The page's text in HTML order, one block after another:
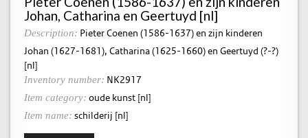
Johan, Catharina en Geertuyd [nl]
Description: Pieter Coenen (1586-1637) en zijn kinderen
Johan (1627-1681), Catharina (1625-1660) en Geertuyd (?-?)
[nl]
Inventory number: NK2917
Item category: oude kunst [nl]
Item name: schilderij [nl]